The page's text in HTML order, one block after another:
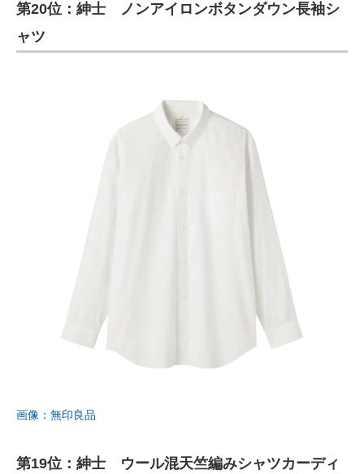
第20位：紳士 ノンアイロンボタンダウン長袖シ
ャツ
画像：無印良品
第19位：紳士 ウール混天竺編みシャツカーディ